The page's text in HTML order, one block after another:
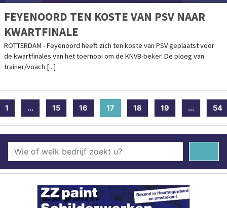
FEYENOORD TEN KOSTE VAN PSV NAAR
KWARTFINALE
ROTTERDAM - Feyenoord heeft zich ten koste van PSV geplaatst voor
de kwartfinales van het toernooi om de KNVB-beker. De ploeg van
trainer/voach [...]
1 ... 15 16 17 (current)
18 19 ... 54